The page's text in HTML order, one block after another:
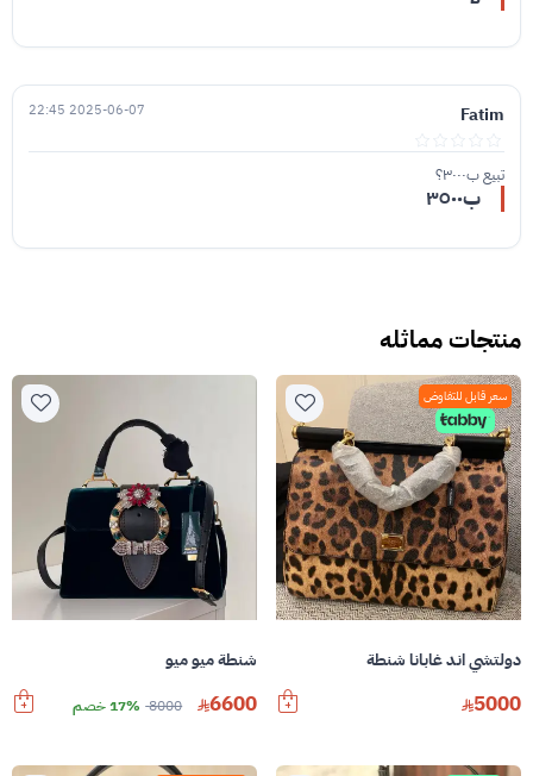
Fatim
2025-06-07 22:45
تبيع ب٣٠٠٠؟
ب٣٥٠٠
منتجات مماثله
سعر قابل للتفاوض
دولتشي اند غابانا شنطة
5000
شنطة ميو ميو
6600
8000 17% خصم